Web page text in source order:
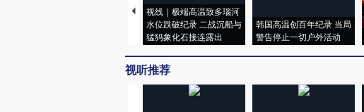
视线｜极端高温致多瑙河
水位跌破纪录 二战沉船与
猛犸象化石接连露出
韩国高温创百年纪录 当局
警告停止一切户外活动
视听推荐